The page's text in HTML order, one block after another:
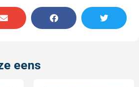
eens